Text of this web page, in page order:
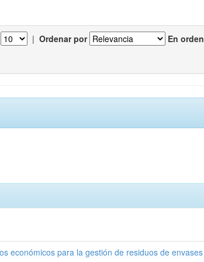
| Ordenar por En orden
económicos para la gestión de residuos de envases